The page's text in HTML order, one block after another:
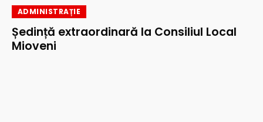
ADMINISTRAȚIE
Ședință extraordinară la Consiliul Local
Mioveni